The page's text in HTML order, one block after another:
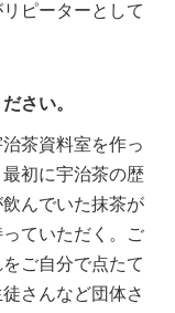
ピーターとして
さい。
茶資料室を作っ
初に宇治茶の歴
んでいた抹茶が
ていただく。ご
ご自分で点たて
さんなど団体さ